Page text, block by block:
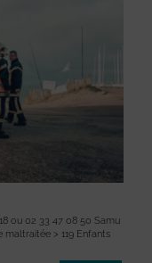
ou 02 33 47 08 50 Samu
maltraitée > 119 Enfants